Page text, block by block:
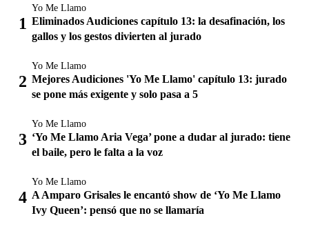
Yo Me Llamo
Eliminados Audiciones capítulo 13: la desafinación, los
gallos y los gestos divierten al jurado
Yo Me Llamo
Mejores Audiciones 'Yo Me Llamo' capítulo 13: jurado
se pone más exigente y solo pasa a 5
Yo Me Llamo
‘Yo Me Llamo Aria Vega’ pone a dudar al jurado: tiene
el baile, pero le falta a la voz
Yo Me Llamo
A Amparo Grisales le encantó show de ‘Yo Me Llamo
Ivy Queen’: pensó que no se llamaría